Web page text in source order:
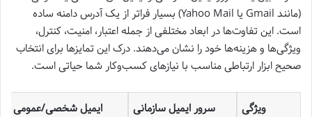
(مانند Gmail یا Yahoo Mail) بسیار فراتر از یک آدرس دامنه ساده
است. این تفاوت‌ها در ابعاد مختلفی از جمله اعتبار، امنیت، کنترل،
ویژگی‌ها و هزینه‌ها خود را نشان می‌دهند. درک این تمایزها برای انتخاب
صحیح ابزار ارتباطی مناسب با نیازهای کسب‌وکار شما حیاتی است.
ویژگی سرور ایمیل سازمانی ایمیل شخصی/عمومی